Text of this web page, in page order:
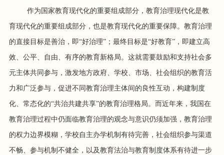
作为国家教育现代化的重要组成部分，教育治理现代化是教
育现代化的重要组成部分，也是教育现代化的重要保障。教育治理
的直接目标是善治，即“好治理”；最终目标是“好教育”，即建立高
效、公平、自由、有序的教育新格局。这就需要鼓励和支持社会多
元主体共同参与，激发地方政府、学校、市场、社会组织的教育活
力和广泛参与，促进不同教育治理主体间的良性互动，构建制度
化、常态化的“共治共建共享”的教育治理格局。而近年来，我国在
教育治理过程中仍面临教育治理的观念与意识仍须加强，教育治理
的权力边界模糊，学校自主办学机制有待完善，社会组织参与渠道
不畅、参与机制不健全，以及教育法治与教育制度体系有待进一步